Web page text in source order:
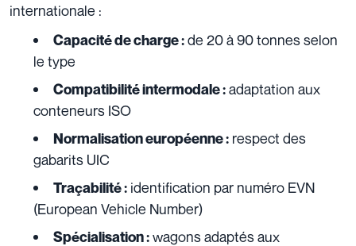
internationale :
Capacité de charge :de 20 à 90 tonnes selon
le type
Compatibilité intermodale :adaptation aux
conteneurs ISO
Normalisation européenne : respect des
gabarits UIC
Traçabilité : identification par numéro EVN
(European Vehicle Number)
Spécialisation :wagons adaptés aux